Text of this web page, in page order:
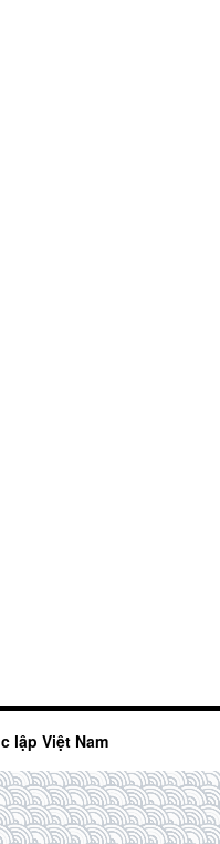
lập Việt Nam